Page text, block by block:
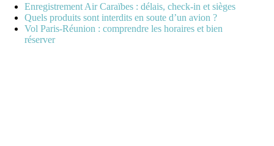
Enregistrement Air Caraïbes : délais, check-in et sièges
Quels produits sont interdits en soute d’un avion ?
Vol Paris-Réunion : comprendre les horaires et bien
réserver